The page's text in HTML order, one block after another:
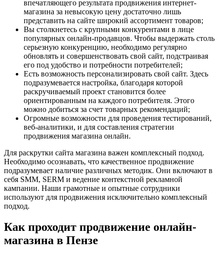
впечатляющего результата продвижения интернет-
магазина за невысокую цену достаточно лишь
представить на сайте широкий ассортимент товаров;
Вы столкнетесь с крупными конкурентами в лице
популярных онлайн-продавцов. Чтобы выдержать столь
серьезную конкуренцию, необходимо регулярно
обновлять и совершенствовать свой сайт, подстраивая
его под удобство и потребности потребителей;
Есть возможность персонализировать свой сайт. Здесь
подразумевается настройка, благодаря которой
раскручиваемый проект становится более
ориентированным на каждого потребителя. Этого
можно добиться за счет товарных рекомендаций;
Огромные возможности для проведения тестирований,
веб-аналитики, и для составления стратегии
продвижения магазина онлайн.
Для раскрутки сайта магазина важен комплексный подход.
Необходимо осознавать, что качественное продвижение
подразумевает наличие различных методик. Они включают в
себя SMM, SERM и ведение контекстной рекламной
кампании. Наши грамотные и опытные сотрудники
используют для продвижения исключительно комплексный
подход.
Как проходит продвижение онлайн-
магазина в Пензе